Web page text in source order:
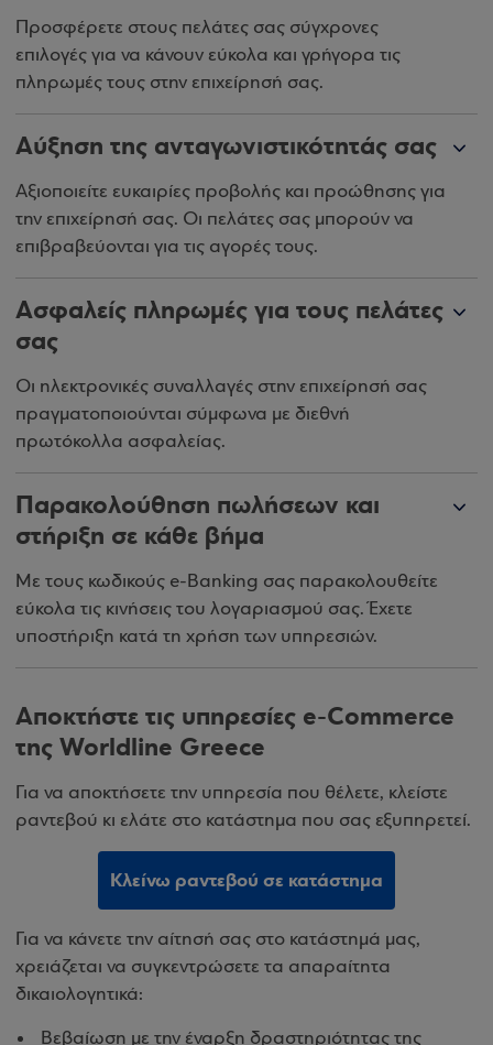
Προσφέρετε στους πελάτες σας σύγχρονες
επιλογές για να κάνουν εύκολα και γρήγορα τις
πληρωμές τους στην επιχείρησή σας.
Αύξηση της ανταγωνιστικότητάς σας
Αξιοποιείτε ευκαιρίες προβολής και προώθησης για
την επιχείρησή σας. Οι πελάτες σας μπορούν να
επιβραβεύονται για τις αγορές τους.
Ασφαλείς πληρωμές για τους πελάτες
σας
Οι ηλεκτρονικές συναλλαγές στην επιχείρησή σας
πραγματοποιούνται σύμφωνα με διεθνή
πρωτόκολλα ασφαλείας.
Παρακολούθηση πωλήσεων και
στήριξη σε κάθε βήμα
Με τους κωδικούς e-Banking σας παρακολουθείτε
εύκολα τις κινήσεις του λογαριασμού σας. Έχετε
υποστήριξη κατά τη χρήση των υπηρεσιών.
Αποκτήστε τις υπηρεσίες e-Commerce
της Worldline Greece
Για να αποκτήσετε την υπηρεσία που θέλετε, κλείστε
ραντεβού κι ελάτε στο κατάστημα που σας εξυπηρετεί.
Κλείνω ραντεβού σε κατάστημα
Για να κάνετε την αίτησή σας στο κατάστημά μας,
χρειάζεται να συγκεντρώσετε τα απαραίτητα
δικαιολογητικά:
Βεβαίωση με την έναρξη δραστηριότητας της